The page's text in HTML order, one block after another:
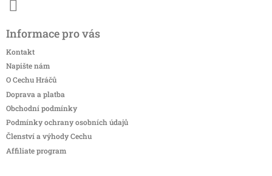
Informace pro vás
Kontakt
Napište nám
O Cechu Hráčů
Doprava a platba
Obchodní podmínky
Podmínky ochrany osobních údajů
Členství a výhody Cechu
Affiliate program